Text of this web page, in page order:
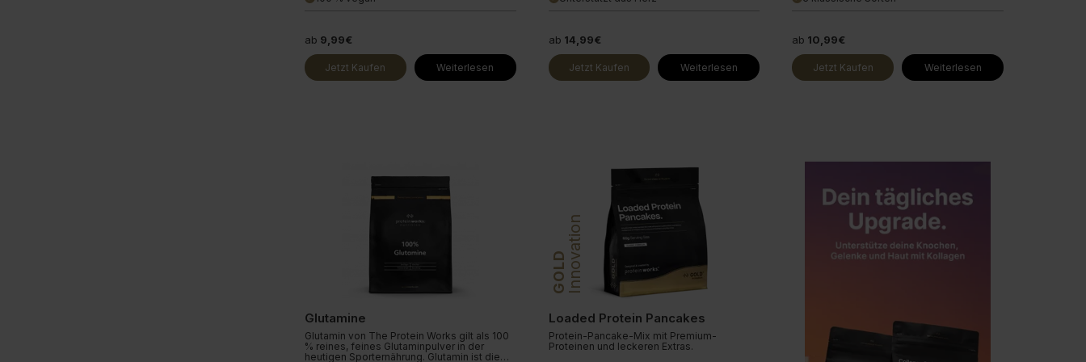
ab 9,99€
Jetzt Kaufen Weiterlesen
ab 14,99€
Jetzt Kaufen Weiterlesen
ab 10,99€
Jetzt Kaufen Weiterlesen
Glutamine
Glutamin von The Protein Works gilt als 100
% reines, feines Glutaminpulver in der
heutigen Sporternährung. Glutamin ist die
GOLDInnovation
Loaded Protein Pancakes
Protein-Pancake-Mix mit Premium-
Proteinen und leckeren Extras.